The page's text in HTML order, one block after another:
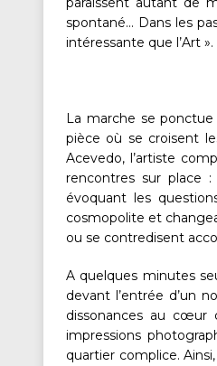
spontané… Dans les
intéressante que l’Art ».
La marche se
pièce où se croisent
Acevedo, l’artiste
rencontres sur place
évoquant les
cosmopolite et
ou se contredisent
A quelques minutes
devant l’entrée d’un
dissonances au cœur
impressions
quartier complice.